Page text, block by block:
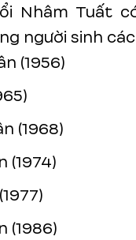
Nhâm Tuất
người sinh
(1956)
(1968)
(1974)
(1986)